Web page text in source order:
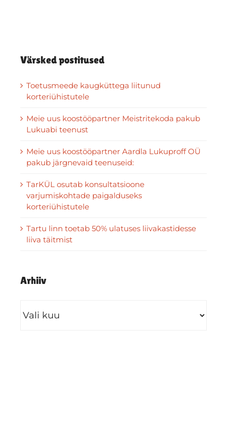
Värsked postitused
Toetusmeede kaugküttega liitunud
korteriühistutele
Meie uus koostööpartner Meistritekoda pakub
Lukuabi teenust
Meie uus koostööpartner Aardla Lukuproff OÜ
pakub järgnevaid teenuseid:
TarKÜL osutab konsultatsioone
varjumiskohtade paigalduseks
korteriühistutele
Tartu linn toetab 50% ulatuses liivakastidesse
liiva täitmist
Arhiiv